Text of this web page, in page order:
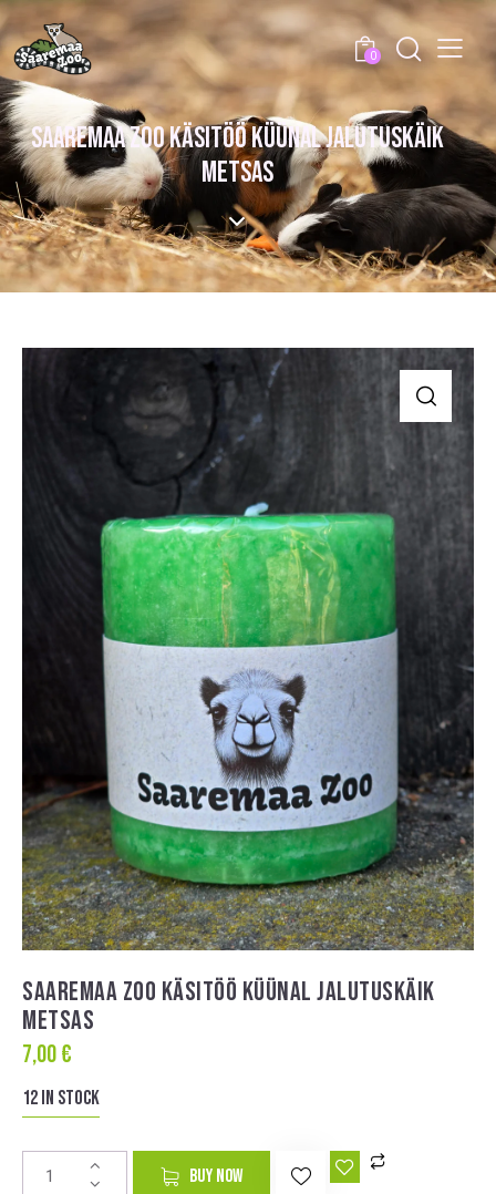
0
SAAREMAA ZOO KÄSITÖÖ KÜÜNAL JALUTUSKÄIK
METSAS
SAAREMAA ZOO KÄSITÖÖ KÜÜNAL JALUTUSKÄIK
METSAS
7,00€
12 in stock
BUY NOW